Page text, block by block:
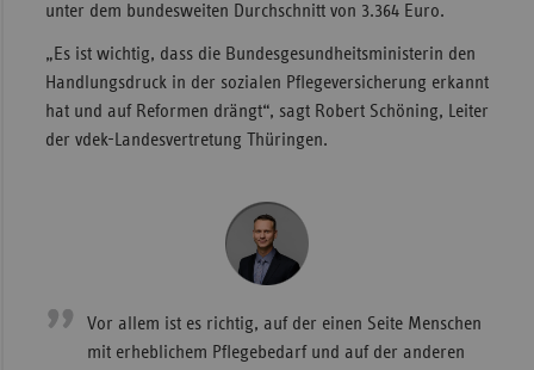
unter dem bundesweiten Durchschnitt von 3.364 Euro.
„Es ist wichtig, dass die Bundesgesundheitsministerin den
Handlungsdruck in der sozialen Pflegeversicherung erkannt
hat und auf Reformen drängt“, sagt Robert Schöning, Leiter
der vdek-Landesvertretung Thüringen.
Vor allem ist es richtig, auf der einen Seite Menschen
mit erheblichem Pflegebedarf und auf der anderen